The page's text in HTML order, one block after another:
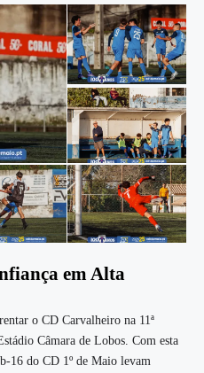
em Alta
o CD Carvalheiro na 11ª
Câmara de Lobos. Com esta
16 do CD 1º de Maio levam